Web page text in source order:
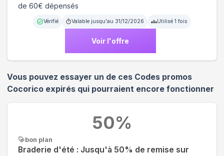
de 60€ dépensés
Vérifié Valable jusqu'au 31/12/2026 Utilisé 1 fois
Voir l'offre
Vous pouvez essayer un de ces Codes promos
Cocorico expirés qui pourraient encore fonctionner
bon plan
Braderie d'été : Jusqu'à 50% de remise sur
50%